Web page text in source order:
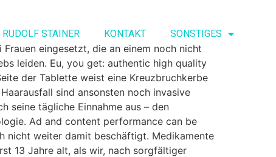
RUDOLF STAINER KONTAKT SONSTIGES
eingesetzt, die an einem noch nicht
leiden. Eu, you get: authentic high quality
der Tablette weist eine Kreuzbruchkerbe
sind ansonsten noch invasive
seine tägliche Einnahme aus – den
Ad and content performance can be
nicht weiter damit beschäftigt. Medikamente
13 Jahre alt, als wir, nach sorgfältiger